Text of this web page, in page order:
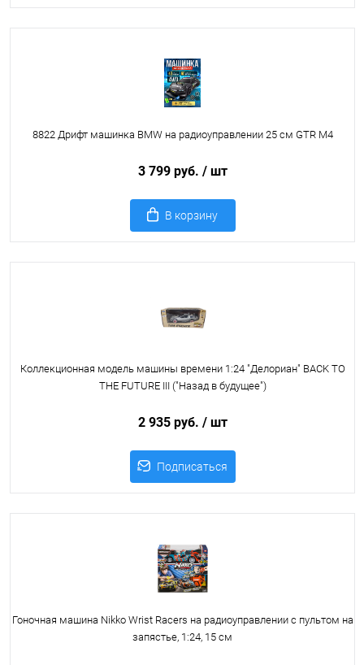
8822 Дрифт машинка BMW на радиоуправлении 25 см GTR M4
3 799 руб. / шт
В корзину
Коллекционная модель машины времени 1:24 "Делориан" BACK TO
THE FUTURE III ("Назад в будущее")
2 935 руб. / шт
Подписаться
Гоночная машина Nikko Wrist Racers на радиоуправлении с пультом на
запястье, 1:24, 15 см